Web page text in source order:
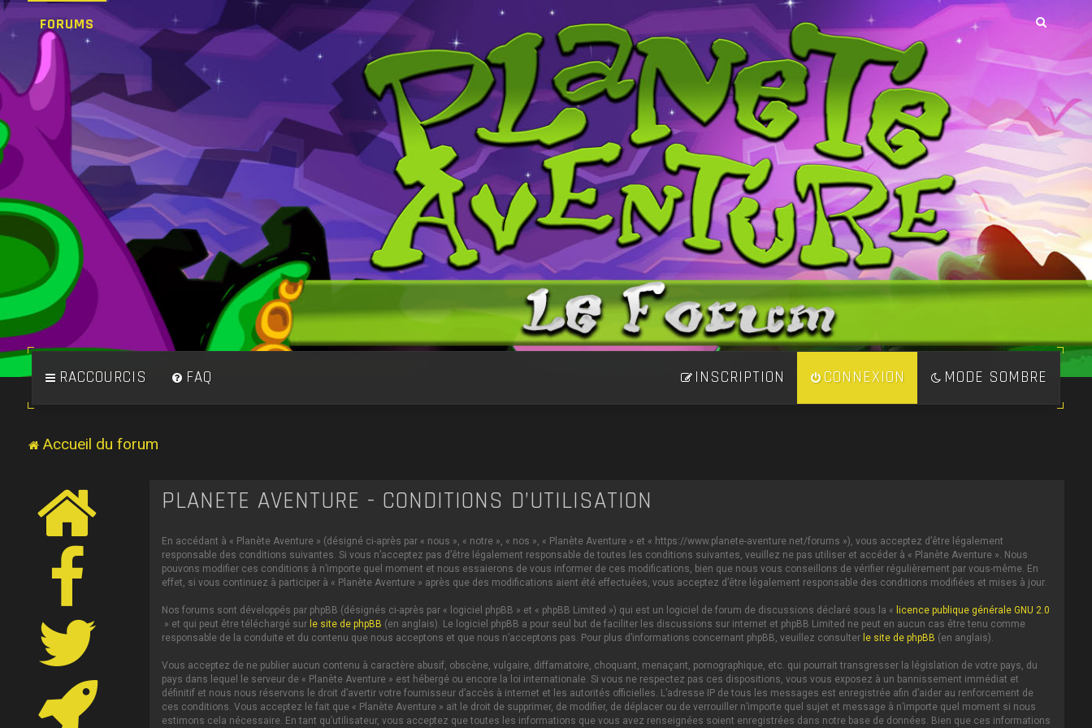
FORUMS
RACCOURCIS MODE SOMBRE
FAQ CONNEXION
INSCRIPTION
Accueil du forum
PLANÈTE AVENTURE - CONDITIONS D’UTILISATION
En accédant à « Planète Aventure » (désigné ci-après par « nous », « notre », « nos », « Planète Aventure » et « https://www.planete-aventure.net/forums »), vous acceptez d’être légalement
responsable des conditions suivantes. Si vous n’acceptez pas d’être légalement responsable de toutes les conditions suivantes, veuillez ne pas utiliser et accéder à « Planète Aventure ». Nous
pouvons modifier ces conditions à n’importe quel moment et nous essaierons de vous informer de ces modifications, bien que nous vous conseillons de vérifier régulièrement par vous-même. En
effet, si vous continuez à participer à « Planète Aventure » après que des modifications aient été effectuées, vous acceptez d’être légalement responsable des conditions modifiées et mises à jour.
Nos forums sont développés par phpBB (désignés ci-après par « logiciel phpBB » et « phpBB Limited ») qui est un logiciel de forum de discussions déclaré sous la « licence publique générale GNU 2.0
» et qui peut être téléchargé sur le site de phpBB (en anglais). Le logiciel phpBB a pour seul but de faciliter les discussions sur internet et phpBB Limited ne peut en aucun cas être tenu comme
responsable de la conduite et du contenu que nous acceptons et que nous n’acceptons pas. Pour plus d’informations concernant phpBB, veuillez consulter le site de phpBB (en anglais).
Vous acceptez de ne publier aucun contenu à caractère abusif, obscène, vulgaire, diffamatoire, choquant, menaçant, pornographique, etc. qui pourrait transgresser la législation de votre pays, du
pays dans lequel le serveur de « Planète Aventure » est hébergé ou encore la loi internationale. Si vous ne respectez pas ces dispositions, vous vous exposez à un bannissement immédiat et
définitif et nous nous réservons le droit d’avertir votre fournisseur d’accès à internet et les autorités officielles. L’adresse IP de tous les messages est enregistrée afin d’aider au renforcement de
ces conditions. Vous acceptez le fait que « Planète Aventure » ait le droit de supprimer, de modifier, de déplacer ou de verrouiller n’importe quel sujet et message à n’importe quel moment si nous
estimons cela nécessaire. En tant qu’utilisateur, vous acceptez que toutes les informations que vous avez renseignées soient enregistrées dans notre base de données. Bien que ces informations